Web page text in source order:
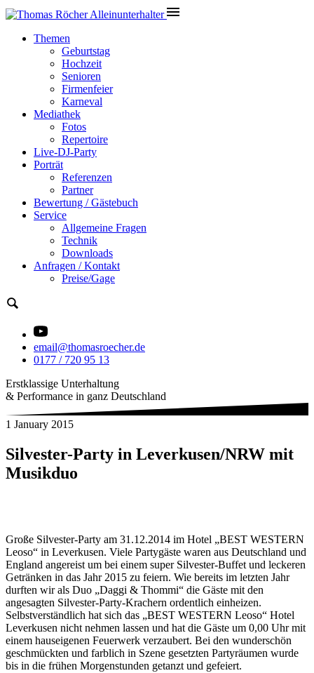
Themen
Geburtstag
Hochzeit
Senioren
Firmenfeier
Karneval
Mediathek
Fotos
Repertoire
Live-DJ-Party
Porträt
Referenzen
Partner
Bewertung / Gästebuch
Service
Allgemeine Fragen
Technik
Downloads
Anfragen / Kontakt
Preise/Gage
email@thomasroecher.de
0177 / 720 95 13
Erstklassige Unterhaltung
& Performance in ganz Deutschland
1 January 2015
Silvester-Party in Leverkusen/NRW mit
Musikduo
Große Silvester-Party am 31.12.2014 im Hotel „BEST WESTERN
Leoso“ in Leverkusen. Viele Partygäste waren aus Deutschland und
England angereist um bei einem super Silvester-Buffet und leckeren
Getränken in das Jahr 2015 zu feiern. Wie bereits im letzten Jahr
durften wir als Duo „Daggi & Thommi“ die Gäste mit den
angesagten Silvester-Party-Krachern ordentlich einheizen.
Selbstverständlich hat sich das „BEST WESTERN Leoso“ Hotel
Leverkusen nicht nehmen lassen und hat die Gäste um 0,00 Uhr mit
einem hauseigenen Feuerwerk verzaubert. Bei den wunderschön
geschmückten und farblich in Szene gesetzten Partyräumen wurde
bis in die frühen Morgenstunden getanzt und gefeiert.